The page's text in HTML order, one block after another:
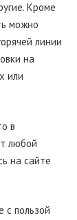
Кроме
можно
линии
на
или
в
любой
на сайте
с пользой